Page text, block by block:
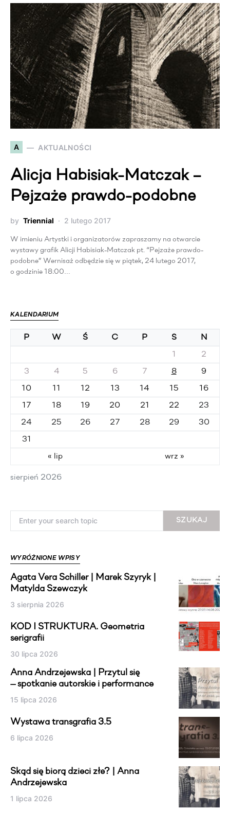
A AKTUALNOŚCI
Alicja Habisiak-Matczak –
Pejzaże prawdo-podobne
by Triennial 2 lutego 2017
W imieniu Artystki i organizatorów zapraszamy na otwarcie
wystawy grafik Alicji Habisiak-Matczak pt. “Pejzaże prawdo-
podobne” Wernisaż odbędzie się w piątek, 24 lutego 2017,
o godzinie 18:00…
KALENDARIUM
sierpień 2026
P W Ś C P S N
1 2
3 4 5 6 7 8 9
10 11 12 13 14 15 16
17 18 19 20 21 22 23
24 25 26 27 28 29 30
31
« lip wrz »
SZUKAJ
WYRÓŻNIONE WPISY
Agata Vera Schiller | Marek Szyryk |
Matylda Szewczyk
3 sierpnia 2026
KOD I STRUKTURA. Geometria
serigrafii
30 lipca 2026
Anna Andrzejewska | Przytul się
— spotkanie autorskie i performance
15 lipca 2026
Wystawa transgrafia 3.5
6 lipca 2026
Skąd się biorą dzieci złe? | Anna
Andrzejewska
1 lipca 2026